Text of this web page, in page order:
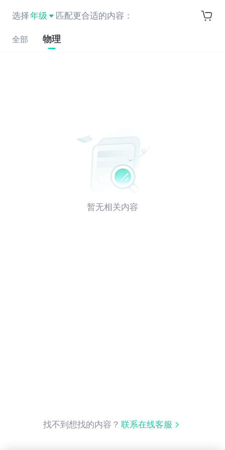
选择年级 匹配更合适的内容：
全部 物理
暂无相关内容
找不到想找的内容？ 联系在线客服